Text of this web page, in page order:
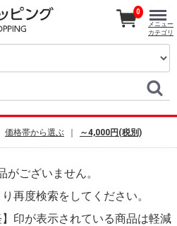
0
メニュー
カテゴリ
価格帯から選ぶ ～4,000円(税別)
がございません。
再度検索をしてください。
印が表示されている商品は軽減